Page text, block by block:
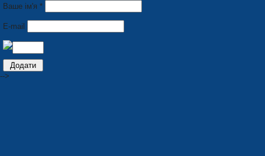
Ваше ім'я *
E-mail
-->